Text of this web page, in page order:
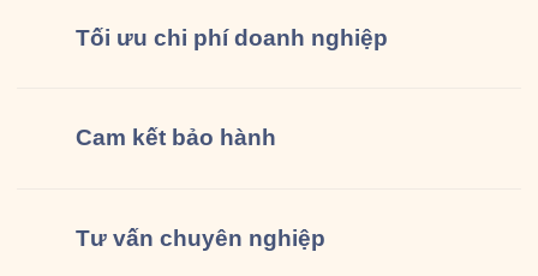
Tối ưu chi phí doanh nghiệp
Cam kết bảo hành
Tư vấn chuyên nghiệp